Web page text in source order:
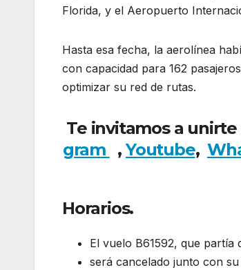
Florida, y el Aeropuerto
Hasta esa fecha, la aerolínea
con capacidad para 162
optimizar su red de rutas.
Te invitamos a unirte
gram
,Youtube,
Horarios.
El vuelo B61592, que partía
será cancelado junto con